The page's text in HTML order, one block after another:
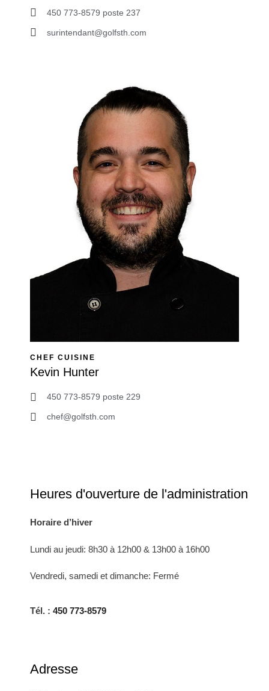
450 773-8579 poste 237
surintendant@golfsth.com
CHEF CUISINE
Kevin Hunter
450 773-8579 poste 229
chef@golfsth.com
Heures d'ouverture de l'administration
Horaire d’hiver
Lundi au jeudi: 8h30 à 12h00 & 13h00 à 16h00
Vendredi, samedi et dimanche: Fermé
Tél. : 450 773-8579
Adresse